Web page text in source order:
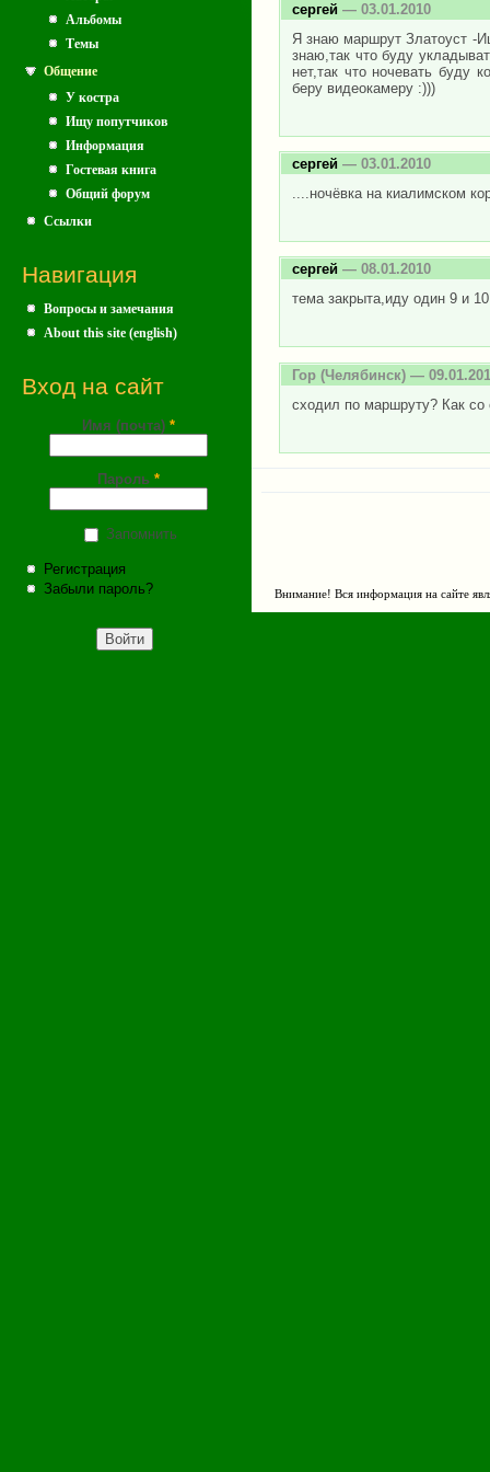
Альбомы
Темы
Общение
У костра
Ищу попутчиков
Информация
Гостевая книга
Общий форум
Ссылки
Навигация
Вопросы и замечания
About this site (english)
Вход на сайт
Имя (почта) *
Пароль *
Запомнить
Регистрация
Забыли пароль?
сергей — 03.01.2010
Я знаю маршрут Златоуст -
знаю,так что буду
нет,так что ночевать буду
беру видеокамеру :)))
сергей — 03.01.2010
....ночёвка на киалимском
сергей — 08.01.2010
тема закрыта,иду один 9 и
Гор (Челябинск) —
сходил по маршруту? Как
Внимание! Вся информация на сайте